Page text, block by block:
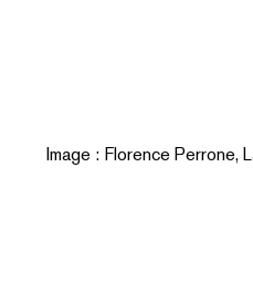
Image : Florence Perrone,